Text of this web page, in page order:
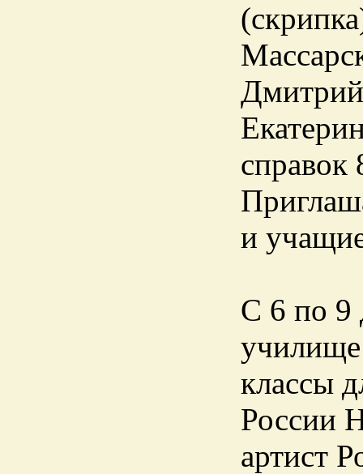
справок
и
С 6 по 9
классы
России
артист